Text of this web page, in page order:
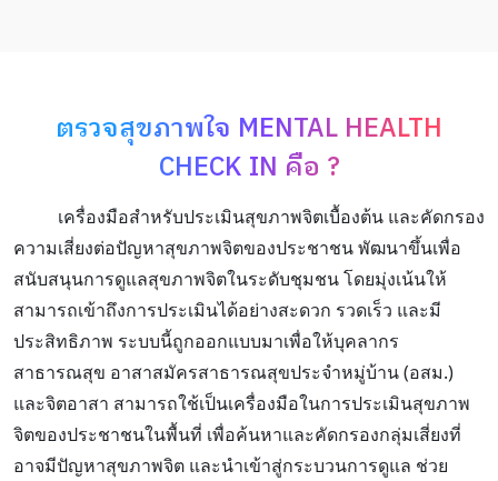
ตรวจสุขภาพใจ MENTAL HEALTH
CHECK IN คือ ?
เครื่องมือสำหรับประเมินสุขภาพจิตเบื้องต้น และคัดกรอง
ความเสี่ยงต่อปัญหาสุขภาพจิตของประชาชน พัฒนาขึ้นเพื่อ
สนับสนุนการดูแลสุขภาพจิตในระดับชุมชน โดยมุ่งเน้นให้
สามารถเข้าถึงการประเมินได้อย่างสะดวก รวดเร็ว และมี
ประสิทธิภาพ ระบบนี้ถูกออกแบบมาเพื่อให้บุคลากร
สาธารณสุข อาสาสมัครสาธารณสุขประจำหมู่บ้าน (อสม.)
และจิตอาสา สามารถใช้เป็นเครื่องมือในการประเมินสุขภาพ
จิตของประชาชนในพื้นที่ เพื่อค้นหาและคัดกรองกลุ่มเสี่ยงที่
อาจมีปัญหาสุขภาพจิต และนำเข้าสู่กระบวนการดูแล ช่วย